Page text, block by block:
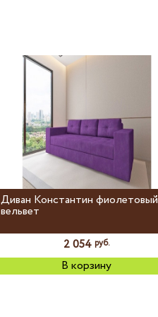
Диван Константин фиолетовый
вельвет
2 054 руб.
В корзину